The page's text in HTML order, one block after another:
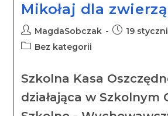
Mikołaj dla
MagdaSobczak
19
Bez kategorii
Szkolna Kasa
działająca w Szkolnym